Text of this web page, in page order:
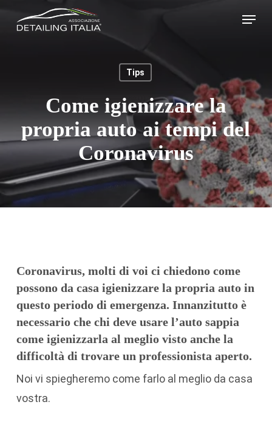
Menu
Tips
Come igienizzare la
propria auto ai tempi del
Coronavirus
Coronavirus, molti di voi ci chiedono come
possono da casa igienizzare la propria auto in
questo periodo di emergenza. Innanzitutto è
necessario che chi deve usare l’auto sappia
come igienizzarla al meglio visto anche la
difficoltà di trovare un professionista aperto.
Noi vi spiegheremo come farlo al meglio da casa
vostra.